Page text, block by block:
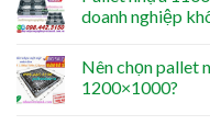
doanh nghiệp
Nên chọn pallet
1200×1000?